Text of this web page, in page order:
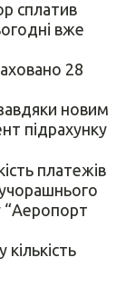
сплатив
вже
28
новим
підрахунку
платежів
“Аеропорт